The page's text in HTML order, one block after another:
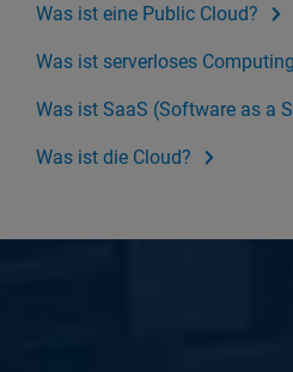
Was ist eine Public Cloud?
Was ist serverloses
Was ist SaaS (Software as a
Was ist die Cloud?